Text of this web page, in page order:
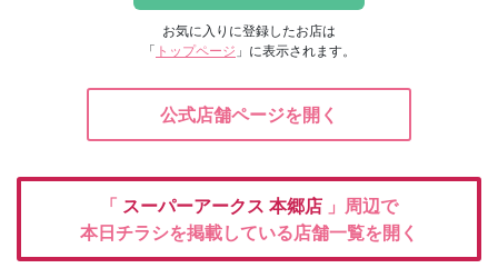
お気に入りに登録したお店は
「 トップページ 」に表示されます。
公式店舗ページを開く
「 スーパーアークス 本郷店 」周辺で
本日チラシを掲載している店舗一覧を開く